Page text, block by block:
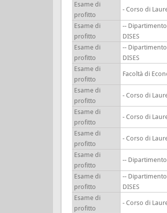
Esame di
profitto
- Corso di
Esame di
profitto
--
DISES
Esame di
profitto
--
DISES
Esame di
profitto
Facoltà di
Esame di
profitto
- Corso di
Esame di
profitto
- Corso di
Esame di
profitto
- Corso di
Esame di
profitto
--
Esame di
profitto
--
DISES
Esame di
profitto
- Corso di